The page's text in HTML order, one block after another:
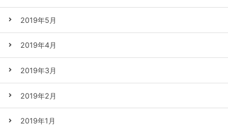
2019年5月
2019年4月
2019年3月
2019年2月
2019年1月